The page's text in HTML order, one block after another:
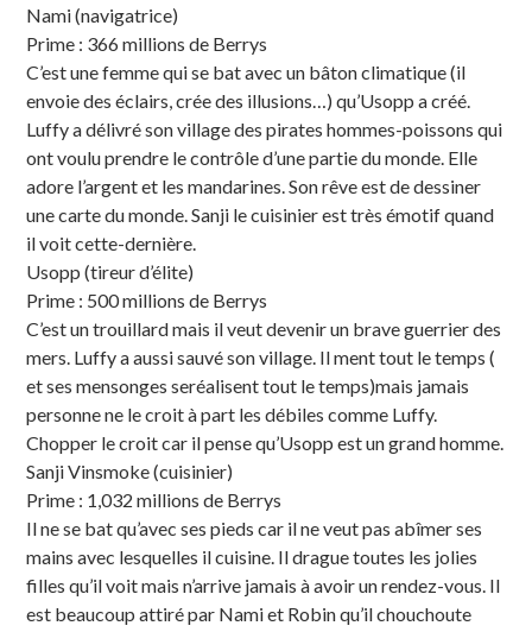
Nami (navigatrice)
Prime : 366 millions de Berrys
C’est une femme qui se bat avec un bâton climatique (il
envoie des éclairs, crée des illusions…) qu’Usopp a créé.
Luffy a délivré son village des pirates hommes-poissons qui
ont voulu prendre le contrôle d’une partie du monde. Elle
adore l’argent et les mandarines. Son rêve est de dessiner
une carte du monde. Sanji le cuisinier est très émotif quand
il voit cette-dernière.
Usopp (tireur d’élite)
Prime : 500 millions de Berrys
C’est un trouillard mais il veut devenir un brave guerrier des
mers. Luffy a aussi sauvé son village. Il ment tout le temps (
et ses mensonges seréalisent tout le temps)mais jamais
personne ne le croit à part les débiles comme Luffy.
Chopper le croit car il pense qu’Usopp est un grand homme.
Sanji Vinsmoke (cuisinier)
Prime : 1,032 millions de Berrys
Il ne se bat qu’avec ses pieds car il ne veut pas abîmer ses
mains avec lesquelles il cuisine. Il drague toutes les jolies
filles qu’il voit mais n’arrive jamais à avoir un rendez-vous. Il
est beaucoup attiré par Nami et Robin qu’il chouchoute